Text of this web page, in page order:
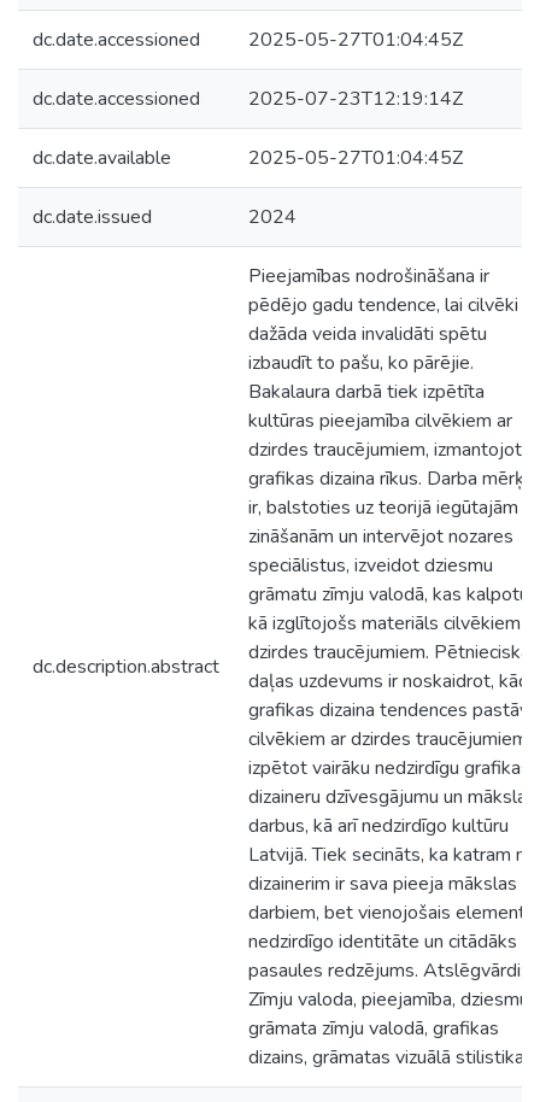
dc.date.accessioned 2025-05-27T01:04:45Z
dc.date.accessioned 2025-07-23T12:19:14Z
dc.date.available 2025-05-27T01:04:45Z
dc.date.issued 2024
dc.description.abstract
Pieejamības nodrošināšana ir
pēdējo gadu tendence, lai cilvēki ar
dažāda veida invalidāti spētu
izbaudīt to pašu, ko pārējie.
Bakalaura darbā tiek izpētīta
kultūras pieejamība cilvēkiem ar
dzirdes traucējumiem, izmantojot
grafikas dizaina rīkus. Darba mērķis
ir, balstoties uz teorijā iegūtajām
zināšanām un intervējot nozares
speciālistus, izveidot dziesmu
grāmatu zīmju valodā, kas kalpotu
kā izglītojošs materiāls cilvēkiem ar
dzirdes traucējumiem. Pētnieciskās
daļas uzdevums ir noskaidrot,
grafikas dizaina tendences pastāv
cilvēkiem ar dzirdes traucējumiem,
izpētot vairāku nedzirdīgu grafikas
dizaineru dzīvesgājumu un mākslas
darbus, kā arī nedzirdīgo kultūru
Latvijā. Tiek secināts, ka katram no
dizainerim ir sava pieeja mākslas
darbiem, bet vienojošais elements
nedzirdīgo identitāte un citādāks
pasaules redzējums. Atslēgvārdi:
Zīmju valoda, pieejamība, dziesmu
grāmata zīmju valodā, grafikas
dizains, grāmatas vizuālā stilistika.